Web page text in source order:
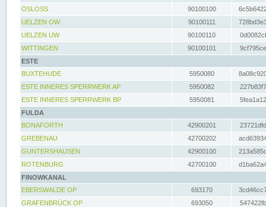
OSLOSS
90100100
UELZEN OW
90100111
UELZEN UW
90100110
WITTINGEN
90100101
ESTE
BUXTEHUDE
5950080
ESTE INNERES SPERRWERK AP
5950082
ESTE INNERES SPERRWERK BP
5950081
FULDA
BONAFORTH
42900201
GREBENAU
42700202
GUNTERSHAUSEN
42900100
ROTENBURG
42700100
FINOWKANAL
EBERSWALDE OP
693170
GRAFENBRÜCK OP
693050